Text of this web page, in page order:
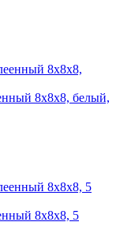
8х8х8, белый,
8х8х8, 5